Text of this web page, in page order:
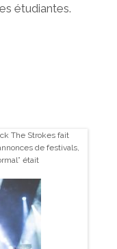
étudiantes.
The Strokes fait
de festivals,
était